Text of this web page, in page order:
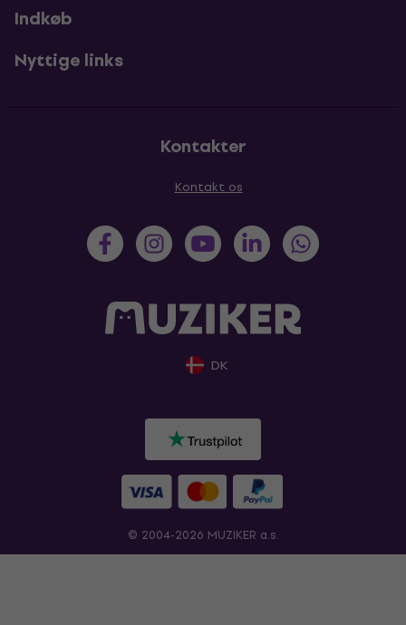
Indkøb
Nyttige links
Kontakter
Kontakt os
DK
© 2004-2026 MUZIKER a.s.